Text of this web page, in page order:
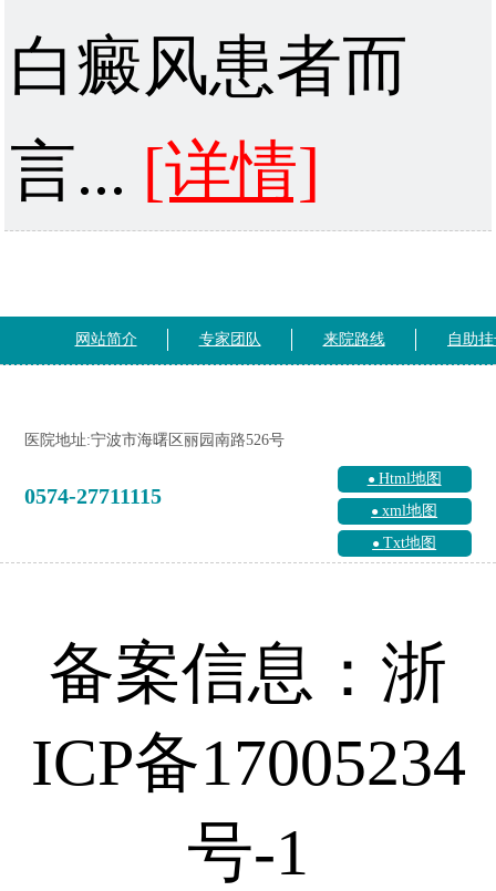
白癜风患者而
言... [详情]
网站简介 专家团队 来院路线 自助
医院地址:宁波市海曙区丽园南路526号
0574-27711115
Html地图
xml地图
Txt地图
备案信息：浙
ICP备17005234
号-1